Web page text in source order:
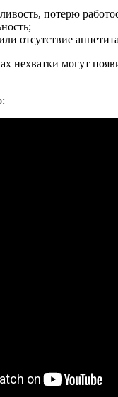
потерю
отсутствие
нехватки могут